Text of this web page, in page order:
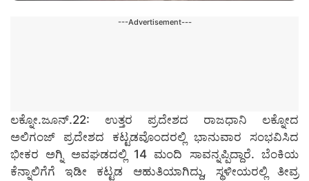
---Advertisement---
ಲಕ್ನೋ.ಜೂನ್.22: ಉತ್ತರ ಪ್ರದೇಶದ ರಾಜಧಾನಿ ಲಕ್ನೋದ
ಅಲಿಗಂಜ್ ಪ್ರದೇಶದ ಕಟ್ಟಡವೊಂದರಲ್ಲಿ ಭಾನುವಾರ ಸಂಭವಿಸಿದ
ಭೀಕರ ಅಗ್ನಿ ಅವಘಡದಲ್ಲಿ 14 ಮಂದಿ ಸಾವನ್ನಪ್ಪಿದ್ದಾರೆ. ಬೆಂಕಿಯ
ಕೆನ್ನಾಲಿಗೆಗೆ ಇಡೀ ಕಟ್ಟಡ ಆಹುತಿಯಾಗಿದ್ದು, ಸ್ಥಳೀಯರಲ್ಲಿ ತೀವ್ರ